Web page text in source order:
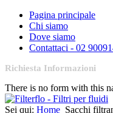
Pagina principale
Chi siamo
Dove siamo
Contattaci - 02
Richiesta Informazioni
There is no form with this
Sei qui: Home Sacchi